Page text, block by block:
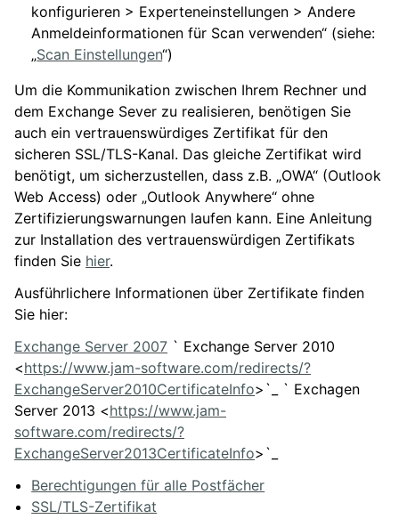
konfigurieren > Experteneinstellungen > Andere
Anmeldeinformationen für Scan verwenden“ (siehe:
„Scan Einstellungen“)
Um die Kommunikation zwischen Ihrem Rechner und
dem Exchange Sever zu realisieren, benötigen Sie
auch ein vertrauenswürdiges Zertifikat für den
sicheren SSL/TLS-Kanal. Das gleiche Zertifikat wird
benötigt, um sicherzustellen, dass z.B. „OWA“ (Outlook
Web Access) oder „Outlook Anywhere“ ohne
Zertifizierungswarnungen laufen kann. Eine Anleitung
zur Installation des vertrauenswürdigen Zertifikats
finden Sie hier.
Ausführlichere Informationen über Zertifikate finden
Sie hier:
Exchange Server 2007 ` Exchange Server 2010
<https://www.jam-software.com/redirects/?
ExchangeServer2010CertificateInfo>`_ ` Exchagen
Server 2013 <https://www.jam-
software.com/redirects/?
ExchangeServer2013CertificateInfo>`_
Berechtigungen für alle Postfächer
SSL/TLS-Zertifikat